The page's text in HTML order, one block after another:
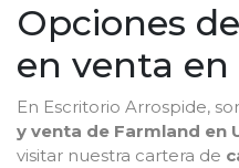
Opciones
en venta
En Escritorio Arrospide,
y venta de Farmland en
visitar nuestra cartera de